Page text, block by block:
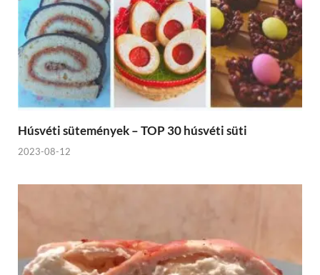
Húsvéti sütemények – TOP 30 húsvéti süti
2023-08-12